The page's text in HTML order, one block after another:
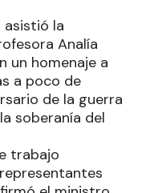
asistió la
Analía
un homenaje a
a poco de
de la guerra
soberanía del
trabajo